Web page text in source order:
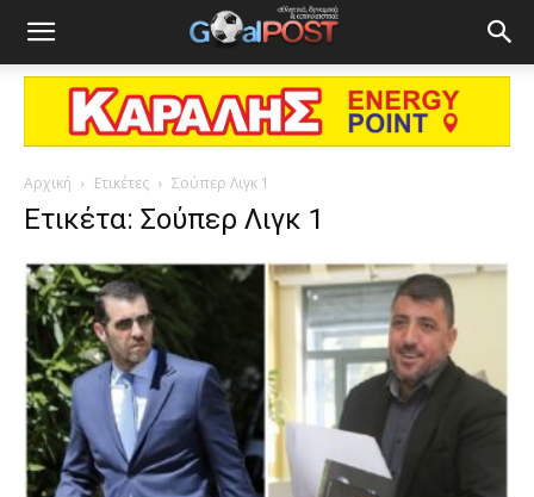
Αρχική Ετικέτες Σούπερ Λιγκ 1
Ετικέτα: Σούπερ Λιγκ 1